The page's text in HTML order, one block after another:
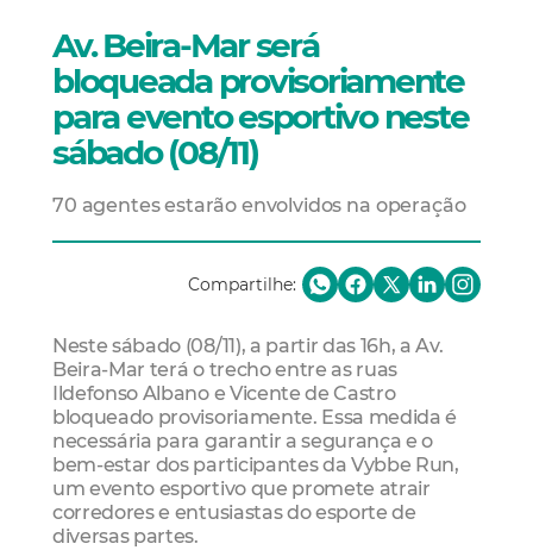
Av. Beira-Mar será
bloqueada provisoriamente
para evento esportivo neste
sábado (08/11)
70 agentes estarão envolvidos na operação
Compartilhe:
Neste sábado (08/11), a partir das 16h, a Av.
Beira-Mar terá o trecho entre as ruas
Ildefonso Albano e Vicente de Castro
bloqueado provisoriamente. Essa medida é
necessária para garantir a segurança e o
bem-estar dos participantes da Vybbe Run,
um evento esportivo que promete atrair
corredores e entusiastas do esporte de
diversas partes.